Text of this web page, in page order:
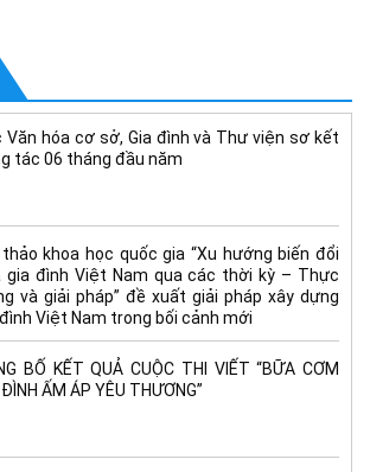
Văn hóa cơ sở, Gia đình và Thư viện sơ kết
tác 06 tháng đầu năm
thảo khoa học quốc gia “Xu hướng biến đổi
gia đình Việt Nam qua các thời kỳ – Thực
và giải pháp” đề xuất giải pháp xây dựng
Việt Nam trong bối cảnh mới
BỐ KẾT QUẢ CUỘC THI VIẾT “BỮA CƠM
ẤM ÁP YÊU THƯƠNG”